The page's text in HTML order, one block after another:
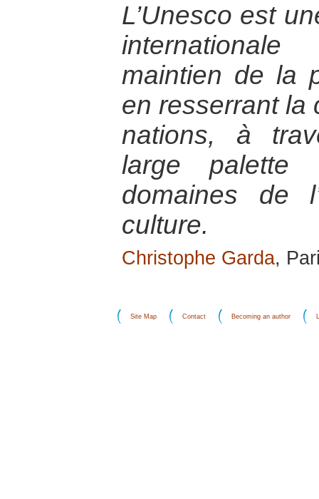
L’Unesco est
maintien de la
en resserrant la
nations, à
large palette
domaines de
culture.
Christophe Garda,
Site Map Contact Becoming an author